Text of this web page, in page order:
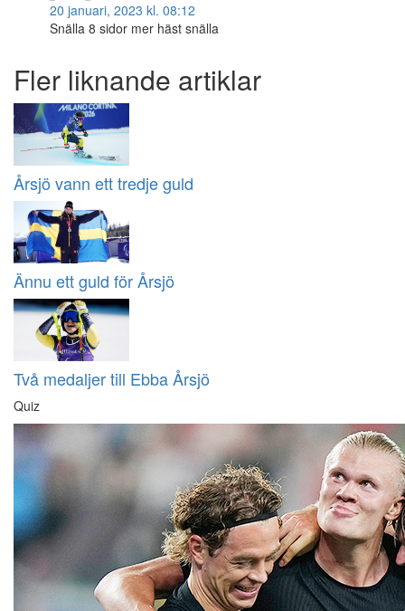
20 januari, 2023 kl. 08:12
Snälla 8 sidor mer häst snälla
Fler liknande artiklar
Årsjö vann ett tredje guld
Ännu ett guld för Årsjö
Två medaljer till Ebba Årsjö
Quiz